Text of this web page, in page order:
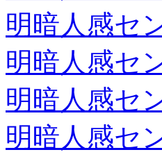
明暗人感セ
明暗人感セ
明暗人感セ
明暗人感セ